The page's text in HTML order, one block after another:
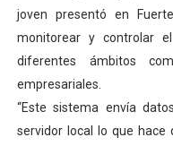
joven presentó en
monitorear y controlar
diferentes ámbitos
empresariales.
“Este sistema envía
servidor local lo que hace